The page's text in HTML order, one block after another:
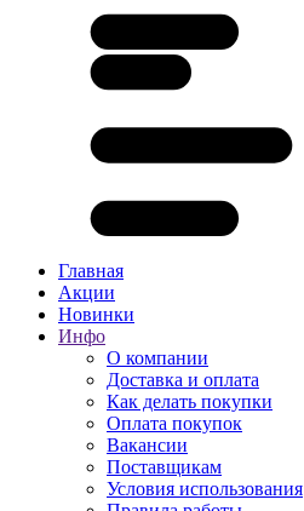
Главная
Акции
Новинки
Инфо
О компании
Доставка и оплата
Как делать покупки
Оплата покупок
Вакансии
Поставщикам
Условия использования